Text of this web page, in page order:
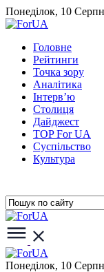
Понеділок, 10
Головне
Рейтинги
Точка зору
Аналітика
Інтерв’ю
Столиця
Дайджест
TOP For UA
Суспiльство
Культура
Понеділок, 10